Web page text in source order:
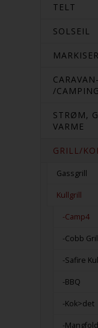
TELT
SOLSEIL
MARKISER
CARAVAN-
/
STRØM,
VARME
GRILL/
Gassgrill
Kullgrill
-Camp4
-Cobb
-Safire
-BBQ
-Kok>det
-